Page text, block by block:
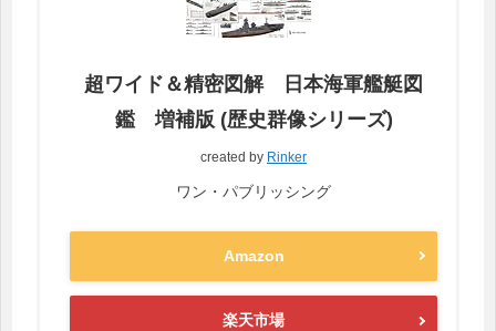
超ワイド＆精密図解 日本海軍艦艇図
鑑 増補版 (歴史群像シリーズ)
created by Rinker
ワン・パブリッシング
Amazon
楽天市場